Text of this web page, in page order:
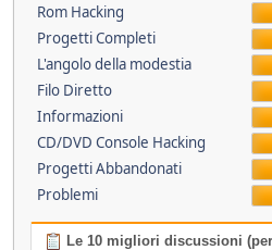
Rom Hacking
Progetti Completi
L'angolo della modestia
Filo Diretto
Informazioni
CD/DVD Console Hacking
Progetti Abbandonati
Problemi
Le 10 migliori discussioni